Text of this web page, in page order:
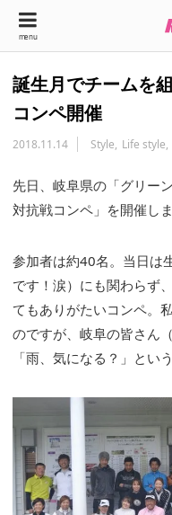
menu
誕生月でチームを
コンペ開催
2018.11.14 Style Life style
先日、岐阜県の「グリー
対抗戦コンペ」を開催し
参加者は約40名。当日は
です！涙）にも関わらず
てもありがたいコンペ。
のですが、岐阜の皆さん
「雨、気になる？」とい